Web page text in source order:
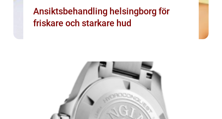
Ansiktsbehandling helsingborg för
friskare och starkare hud